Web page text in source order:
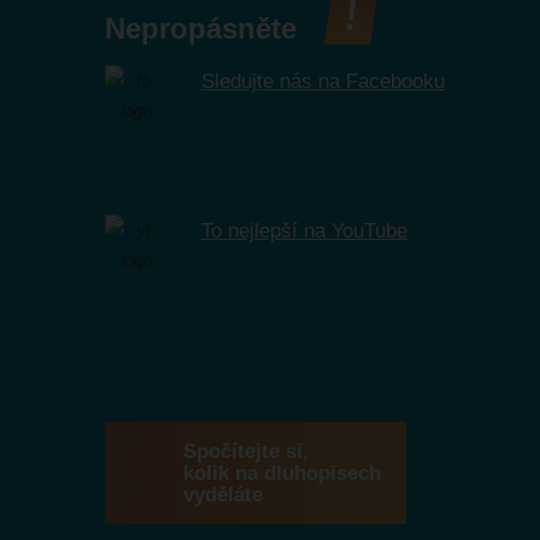
Nepropásněte
Sledujte nás na Facebooku
To nejlepší na YouTube
Spočítejte si,
kolik na dluhopisech
vyděláte